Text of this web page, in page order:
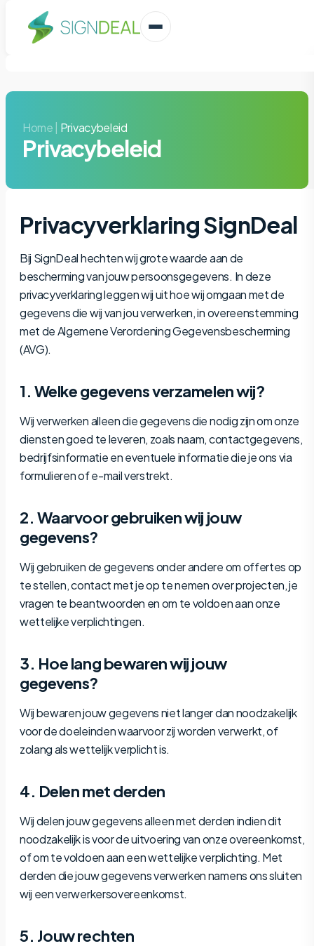
Home | Privacybeleid
Privacybeleid
Privacyverklaring SignDeal
Bij SignDeal hechten wij grote waarde aan de
bescherming van jouw persoonsgegevens. In deze
privacyverklaring leggen wij uit hoe wij omgaan met de
gegevens die wij van jou verwerken, in overeenstemming
met de Algemene Verordening Gegevensbescherming
(AVG).
1. Welke gegevens verzamelen wij?
Wij verwerken alleen die gegevens die nodig zijn om onze
diensten goed te leveren, zoals naam, contactgegevens,
bedrijfsinformatie en eventuele informatie die je ons via
formulieren of e-mail verstrekt.
2. Waarvoor gebruiken wij jouw
gegevens?
Wij gebruiken de gegevens onder andere om offertes op
te stellen, contact met je op te nemen over projecten, je
vragen te beantwoorden en om te voldoen aan onze
wettelijke verplichtingen.
3. Hoe lang bewaren wij jouw
gegevens?
Wij bewaren jouw gegevens niet langer dan noodzakelijk
voor de doeleinden waarvoor zij worden verwerkt, of
zolang als wettelijk verplicht is.
4. Delen met derden
Wij delen jouw gegevens alleen met derden indien dit
noodzakelijk is voor de uitvoering van onze overeenkomst,
of om te voldoen aan een wettelijke verplichting. Met
derden die jouw gegevens verwerken namens ons sluiten
wij een verwerkersovereenkomst.
5. Jouw rechten